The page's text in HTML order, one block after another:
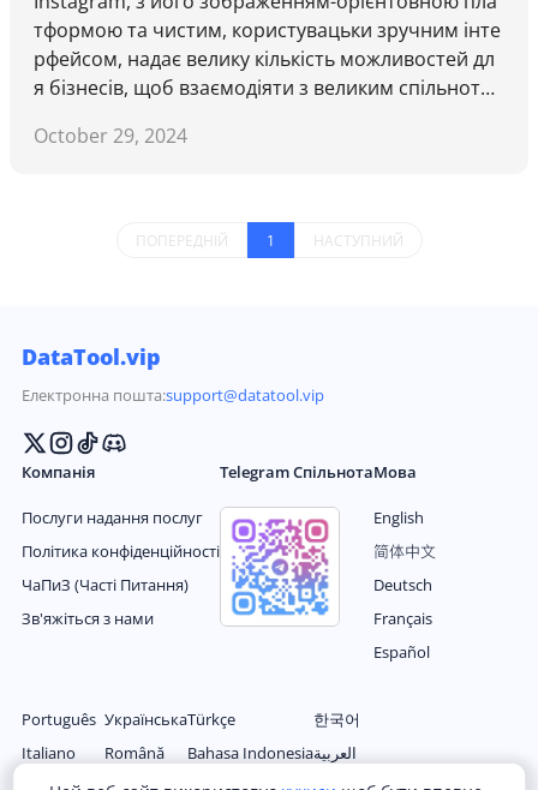
тформою та чистим, користувацьки зручним інте
рфейсом, надає велику кількість можливостей дл
я бізнесів, щоб взаємодіяти з великим спільното
з лайки, коментарі, спілкування та навіть прямих
є подібну функцію, відому як 'перегляд записів'. Ц
я функція дозволяє користувачам ділитися конте
ю та надаючи свіжий контент підписникам.
October 29, 2024
ПОПЕРЕДНІЙ 1 НАСТУПНИЙ
DataTool.vip
Електронна пошта:support@datatool.vip
Компанія
Послуги надання послуг
Політика конфіденційності
ЧаПиЗ (Часті Питання)
Зв'яжіться з нами
Telegram СпільнотаМова
English
简体中文
Deutsch
Français
Español
Português
Italiano
Українська
Română
Türkçe
Bahasa Indonesia
한국어
العربية